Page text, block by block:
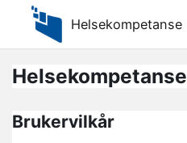
Gå til hovedinnhold
Helsekompetanse
Helsekompetanse
Brukervilkår